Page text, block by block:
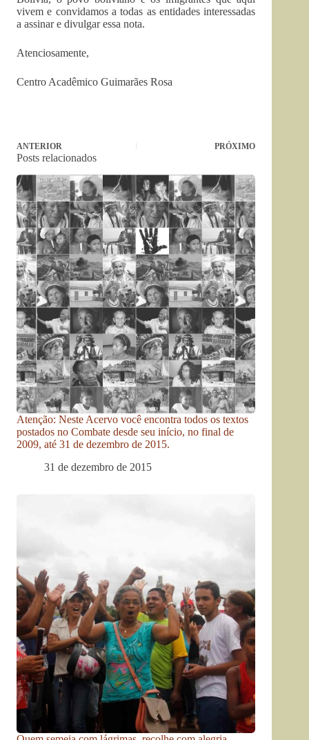
vivem e convidamos a todas as entidades interessadas
a assinar e divulgar essa nota.
Atenciosamente,
Centro Acadêmico Guimarães Rosa
ANTERIOR PRÓXIMO
Posts relacionados
Atenção: Neste Acervo você encontra todos os textos
postados no Combate desde seu início, no final de
2009, até 31 de dezembro de 2015.
31 de dezembro de 2015